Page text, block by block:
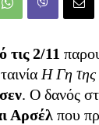
τις 2/11
Η Γη της
. Ο δανός
Αρσέλ που